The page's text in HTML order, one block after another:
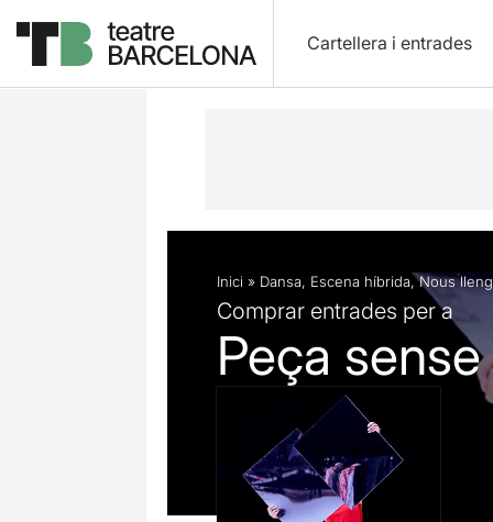
Cartellera i entrades
Descripció Fitxa artística Fotos i
Inici » Dansa, Escena híbrida,Nous
Comprar entrades per a
Peça